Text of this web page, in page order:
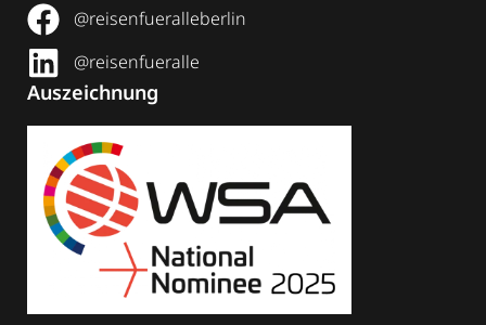
@reisenfueralleberlin
@reisenfueralle
Auszeichnung